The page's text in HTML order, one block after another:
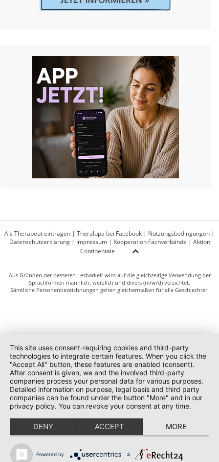
Als Therapeut eintragen | Theralupa bei Facebook | Nutzungsbedingungen |
Datenschutzerklärung| Impressum| Kooperation Fachverbände | Aktion
Continentale
Aus Gründen der besseren Lesbarkeit wird auf die gleichzeitige Verwendung der
Sprachformen männlich, weiblich und divers (m/w/d) verzichtet.
Sämtliche Personenbezeichnungen gelten gleichermaßen für alle Geschlechter.
This site uses consent-requiring cookies and third-party
technologies to integrate certain features. When you click the
"Accept All" button, these features are enabled (consent).
After consent is given, we and the involved third-party
companies process your personal data for various purposes.
Detailed information on purpose, legal basis and third party
companies can be found under the button "More" and in our
privacy policy. You can revoke your consent at any time.
DENY ACCEPT MORE
Powered by &